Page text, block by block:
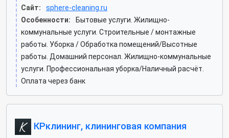
Сайт:
sphere-cleaning.ru
Особенности:
Бытовые услуги. Жилищно-
коммунальные услуги. Строительные / монтажные
работы. Уборка / Обработка помещений/Высотные
работы. Домашний персонал. Жилищно-коммунальные
услуги. Профессиональная уборка/Наличный расчёт.
Оплата через банк
КРклининг, клининговая компания